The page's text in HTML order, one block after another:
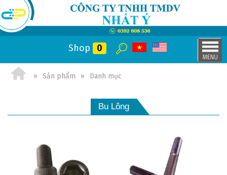
Shop 0
Sản phẩm Danh mục
Bu Lông